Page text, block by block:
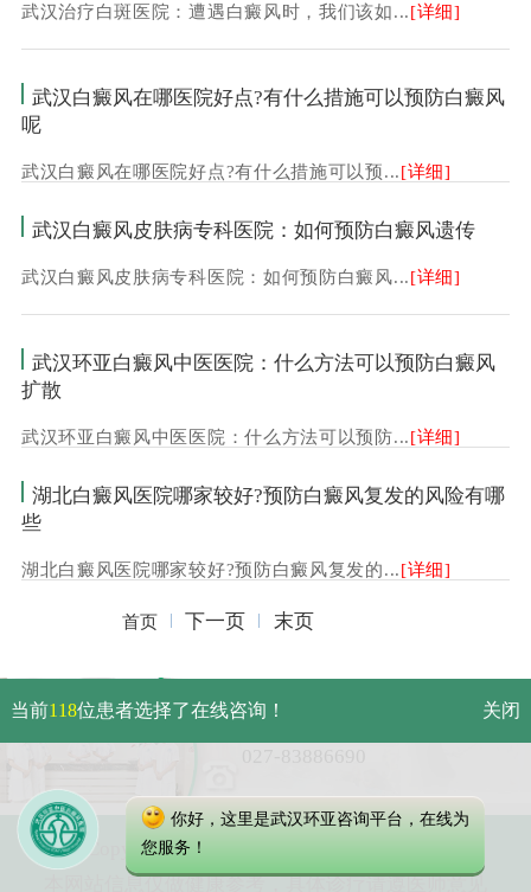
武汉治疗白斑医院：遭遇白癜风时，我们该如...[详细]
武汉白癜风在哪医院好点?有什么措施可以预防白癜风
呢
武汉白癜风在哪医院好点?有什么措施可以预...[详细]
武汉白癜风皮肤病专科医院：如何预防白癜风遗传
武汉白癜风皮肤病专科医院：如何预防白癜风...[详细]
武汉环亚白癜风中医医院：什么方法可以预防白癜风
扩散
武汉环亚白癜风中医医院：什么方法可以预防...[详细]
湖北白癜风医院哪家较好?预防白癜风复发的风险有哪
些
湖北白癜风医院哪家较好?预防白癜风复发的...[详细]
首页 下一页 末页
武汉市硚口区解放大道479号
免费电话：
Copyright 2025 武汉环亚中医白癜风医院
本网站信息仅做健康参考，具体诊疗请遵医师意见
当前118位患者选择了在线咨询！ 关闭
你好，这里是武汉环亚咨询平台，在线为
您服务！